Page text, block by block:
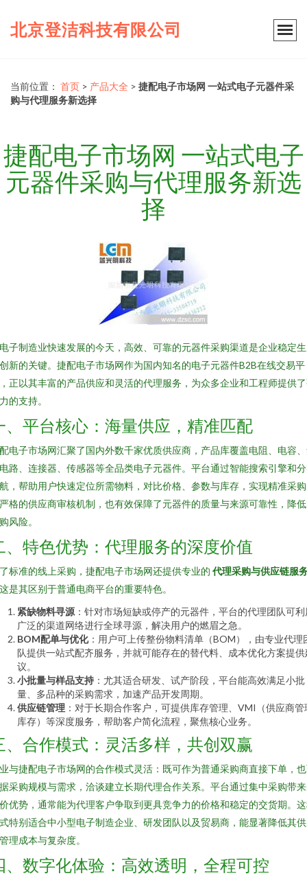
北京登洁科技有限公司
当前位置： 首页 > 产品大全 > 捷配电子市场网 一站式电子元器件采
购与代理服务新选择
捷配电子市场网 一站式电子
元器件采购与代理服务新选
择
子制造业快速发展的今天，高效、可靠的元器件采购渠道是企业稳定
新的关键。捷配电子市场网作为国内知名的电子元器件B2B在线交易平
正以其丰富的产品供应和灵活的代理服务，为众多企业和工程师提供
的支持。
、平台核心：海量供应，精准匹配
电子市场网汇聚了国内外数千家优质供应商，产品库覆盖电阻、电容
路、连接器、传感器等全品类电子元器件。平台通过智能搜索引擎和
，帮助用户快速定位所需物料，对比价格、参数与库存，实现精准采
格的供应商审核机制，也有效保障了元器件的质量与来源可靠性，降
风险。
、特色优势：代理服务的深度价值
标准的线上采购，捷配电子市场网还提供专业的 代理采购与供应链服
是其区别于普通电商平台的重要特色。
紧缺物料寻源 ：针对市场短缺或停产的元器件，平台的代理团队可利
广泛的渠道网络进行全球寻源，解决用户的燃眉之急。
BOM配单与优化：用户可上传整份物料清单（BOM），由专业代理
队提供一站式配齐服务，并就可能存在的替代料、成本优化方案提供
议。
小批量与样品支持 ：尤其适合研发、试产阶段，平台能高效满足小批
量、多品种的采购需求，加速产品开发周期。
供应链管理 ：对于长期合作客户，可提供库存管理、VMI（供应商管
库存）等深度服务，帮助客户简化流程，聚焦核心业务。
、合作模式：灵活多样，共创双赢
与捷配电子市场网的合作模式灵活：既可作为普通采购商直接下单，
采购规模与需求，洽谈建立长期代理合作关系。平台通过集中采购带
优势，通常能为代理客户争取到更具竞争力的价格和稳定的交货期。
特别适合中小型电子制造企业、研发团队以及贸易商，能显著降低其
理成本与复杂度。
、数字化体验：高效透明，全程可控